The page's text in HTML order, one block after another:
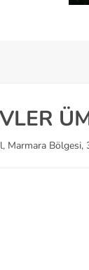
Marmara Bölgesi,